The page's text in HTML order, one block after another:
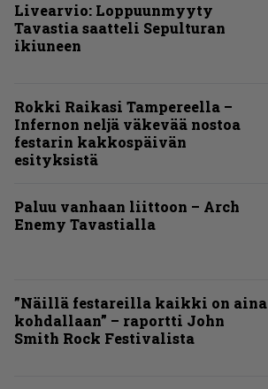
Livearvio: Loppuunmyyty
Tavastia saatteli Sepulturan
ikiuneen
Rokki Raikasi Tampereella –
Infernon neljä väkevää nostoa
festarin kakkospäivän
esityksistä
Paluu vanhaan liittoon – Arch
Enemy Tavastialla
”Näillä festareilla kaikki on aina
kohdallaan” – raportti John
Smith Rock Festivalista